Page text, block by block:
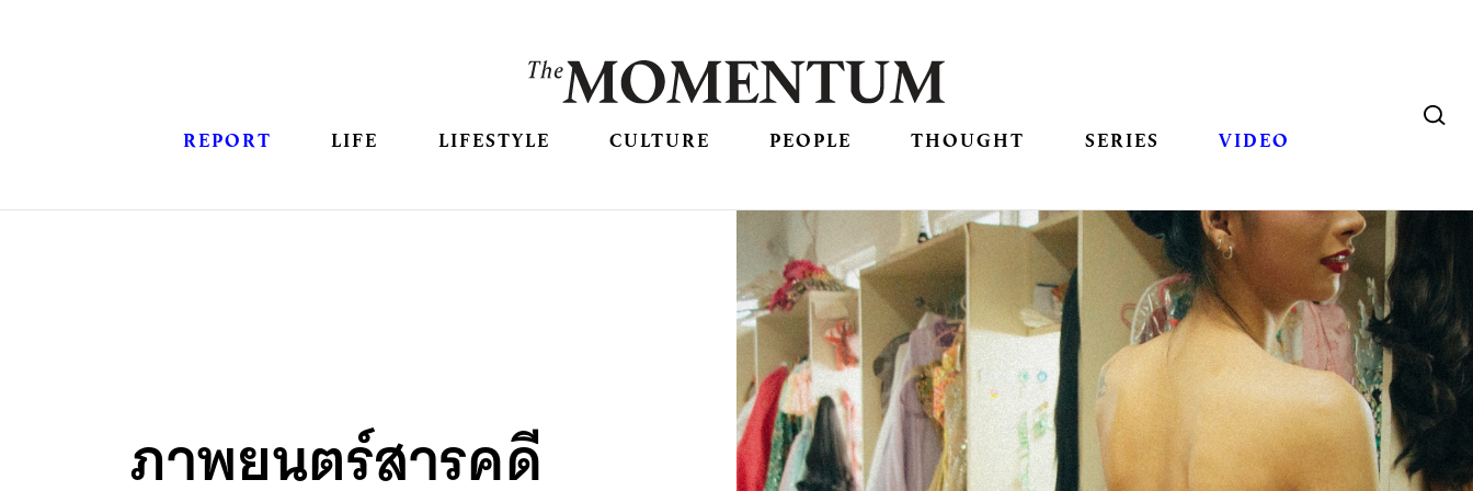
REPORT LIFE LIFESTYLE CULTURE PEOPLE THOUGHT SERIES VIDEO
ภาพยนตร์สารคดี